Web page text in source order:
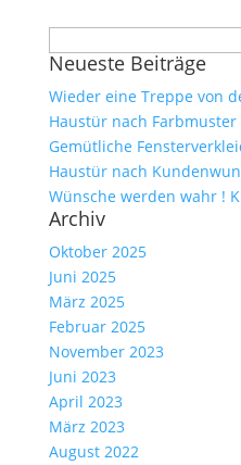
nach:
Neueste Beiträge
Wieder eine Treppe von
Haustür nach
Gemütliche
Haustür nach
Wünsche werden wahr !
Archiv
Oktober 2025
Juni 2025
März 2025
Februar 2025
November 2023
Juni 2023
April 2023
März 2023
August 2022